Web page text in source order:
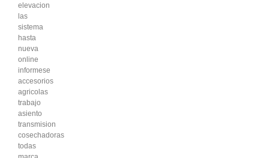
elevacion
las
sistema
hasta
nueva
online
informese
accesorios
agricolas
trabajo
asiento
transmision
cosechadoras
todas